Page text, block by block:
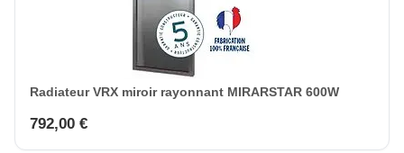
Radiateur VRX miroir rayonnant MIRARSTAR 600W
792,00 €